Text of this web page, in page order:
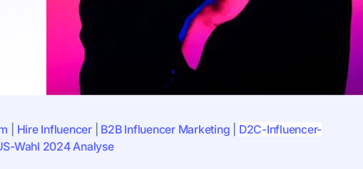
Hire Influencer| B2B Influencer Marketing
D2C-Influencer-
Wahl 2024 Analyse